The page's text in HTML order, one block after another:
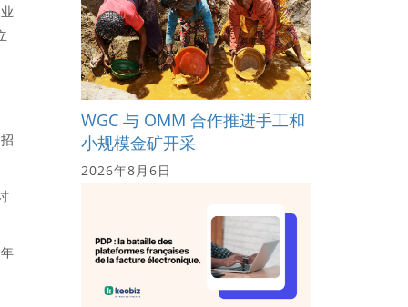
WGC 与 OMM 合作推进手工和
小规模金矿开采
2026年8月6日